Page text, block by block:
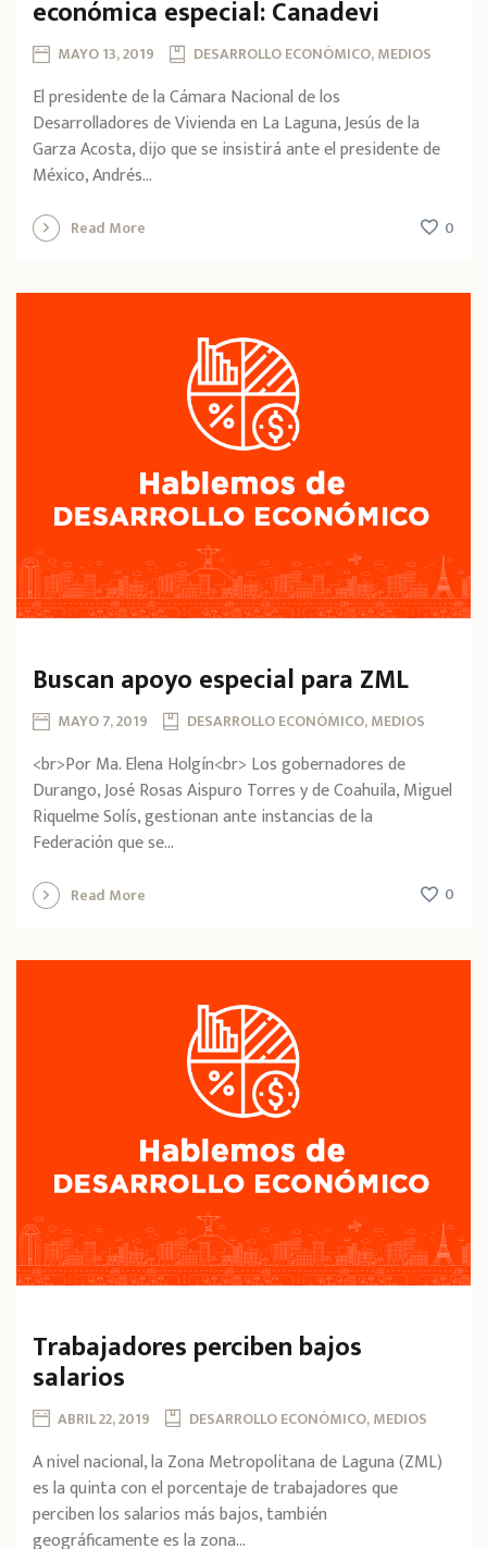
económica especial: Canadevi
MAYO 13, 2019 DESARROLLO ECONÓMICO, MEDIOS
El presidente de la Cámara Nacional de los
Desarrolladores de Vivienda en La Laguna, Jesús de la
Garza Acosta, dijo que se insistirá ante el presidente de
México, Andrés...
Read More 0
Buscan apoyo especial para ZML
MAYO 7, 2019 DESARROLLO ECONÓMICO, MEDIOS
<br>Por Ma. Elena Holgín<br> Los gobernadores de
Durango, José Rosas Aispuro Torres y de Coahuila, Miguel
Riquelme Solís, gestionan ante instancias de la
Federación que se...
Read More 0
Trabajadores perciben bajos
salarios
ABRIL 22, 2019 DESARROLLO ECONÓMICO, MEDIOS
A nivel nacional, la Zona Metropolitana de Laguna (ZML)
es la quinta con el porcentaje de trabajadores que
perciben los salarios más bajos, también
geográficamente es la zona...